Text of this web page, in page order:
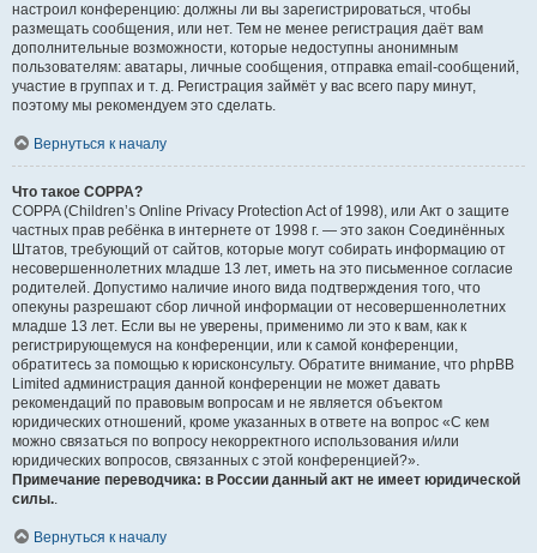
настроил конференцию: должны ли вы зарегистрироваться, чтобы
размещать сообщения, или нет. Тем не менее регистрация даёт вам
дополнительные возможности, которые недоступны анонимным
пользователям: аватары, личные сообщения, отправка email-сообщений,
участие в группах и т. д. Регистрация займёт у вас всего пару минут,
поэтому мы рекомендуем это сделать.
Вернуться к началу
Что такое COPPA?
COPPA (Children’s Online Privacy Protection Act of 1998), или Акт о защите
частных прав ребёнка в интернете от 1998 г. — это закон Соединённых
Штатов, требующий от сайтов, которые могут собирать информацию от
несовершеннолетних младше 13 лет, иметь на это письменное согласие
родителей. Допустимо наличие иного вида подтверждения того, что
опекуны разрешают сбор личной информации от несовершеннолетних
младше 13 лет. Если вы не уверены, применимо ли это к вам, как к
регистрирующемуся на конференции, или к самой конференции,
обратитесь за помощью к юрисконсульту. Обратите внимание, что phpBB
Limited администрация данной конференции не может давать
рекомендаций по правовым вопросам и не является объектом
юридических отношений, кроме указанных в ответе на вопрос «С кем
можно связаться по вопросу некорректного использования и/или
юридических вопросов, связанных с этой конференцией?».
Примечание переводчика: в России данный акт не имеет юридической
силы..
Вернуться к началу